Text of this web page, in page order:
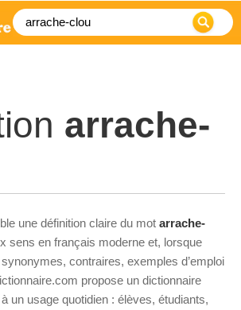
arrache-
une définition claire du mot arrache-
sens en français moderne et, lorsque
contraires, exemples d’emploi
propose un dictionnaire
un usage quotidien : élèves, étudiants,